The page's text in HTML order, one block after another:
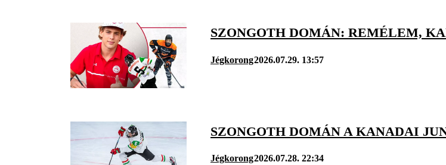
SZONGOTH DOMÁN: REMÉLEM,
Jégkorong2026.07.29. 13:57
SZONGOTH DOMÁN A KANADAI
Jégkorong2026.07.28. 22:34